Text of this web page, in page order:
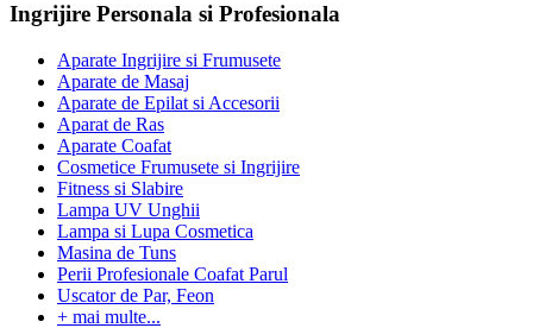
Ingrijire Personala si Profesionala
Aparate Ingrijire si Frumusete
Aparate de Masaj
Aparate de Epilat si Accesorii
Aparat de Ras
Aparate Coafat
Cosmetice Frumusete si Ingrijire
Fitness si Slabire
Lampa UV Unghii
Lampa si Lupa Cosmetica
Masina de Tuns
Perii Profesionale Coafat Parul
Uscator de Par, Feon
+ mai multe...